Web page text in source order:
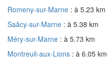
Romeny-sur-Marne : à 5.23 km
Saâcy-sur-Marne : à 5.38 km
Méry-sur-Marne : à 5.73 km
Montreuil-aux-Lions : à 6.05 km